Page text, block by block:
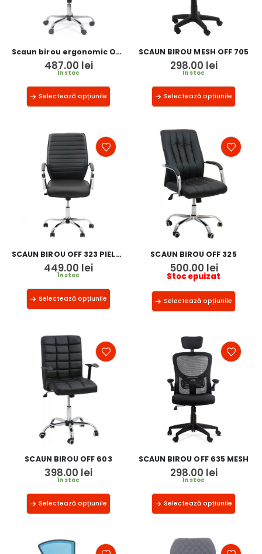
Scaun birou ergonomic OFF 906
487.00 lei
În stoc
Selectează opțiunile
SCAUN BIROU MESH OFF 705
298.00 lei
În stoc
Selectează opțiunile
SCAUN BIROU OFF 323 PIELE ECOLOGICA
449.00 lei
În stoc
Selectează opțiunile
SCAUN BIROU OFF 325
500.00 lei
Stoc epuizat
Selectează opțiunile
SCAUN BIROU OFF 603
398.00 lei
În stoc
Selectează opțiunile
SCAUN BIROU OFF 635 MESH
298.00 lei
În stoc
Selectează opțiunile